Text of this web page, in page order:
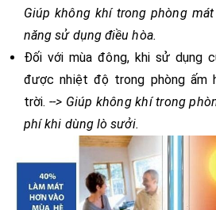
Giúp không khí trong phòng
năng sử dụng điều hòa.
Đối với mùa đông, khi sử dụng
được nhiệt độ trong phòng ấm
trời.--> Giúp không khí trong
phí khi dùng lò sưởi.